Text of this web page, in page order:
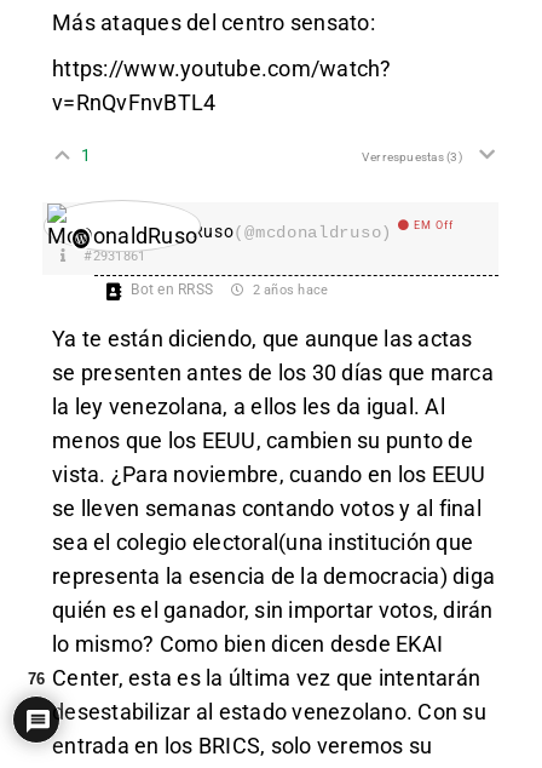
Más ataques del centro sensato:
https://www.youtube.com/watch?
v=RnQvFnvBTL4
1 Ver respuestas(3)
McDonaldRuso(@mcdonaldruso) EM Off
#2931861
Bot en RRSS 2 años hace
Ya te están diciendo, que aunque las actas
se presenten antes de los 30 días que marca
la ley venezolana, a ellos les da igual. Al
menos que los EEUU, cambien su punto de
vista. ¿Para noviembre, cuando en los EEUU
se lleven semanas contando votos y al final
sea el colegio electoral(una institución que
representa la esencia de la democracia) diga
quién es el ganador, sin importar votos, dirán
lo mismo? Como bien dicen desde EKAI
Center, esta es la última vez que intentarán
desestabilizar al estado venezolano. Con su
entrada en los BRICS, solo veremos su
76